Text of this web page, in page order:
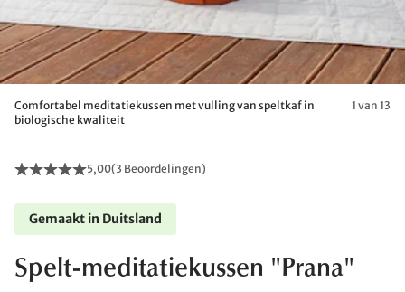
Comfortabel meditatiekussen met vulling van speltkaf in
biologische kwaliteit
1 van 13
5,00(3 Beoordelingen)
Gemaakt in Duitsland
Spelt-meditatiekussen "Prana"